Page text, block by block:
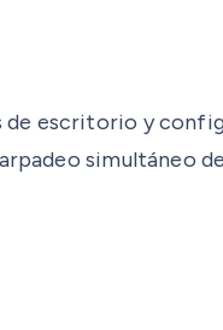
escritorio y
simultáneo